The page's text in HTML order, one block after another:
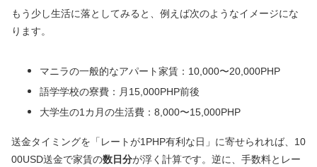
もう少し生活に落としてみると、例えば次のようなイメージにな
ります。
マニラの一般的なアパート家賃：10,000〜20,000PHP
語学学校の寮費：月15,000PHP前後
大学生の1カ月の生活費：8,000〜15,000PHP
送金タイミングを「レートが1PHP有利な日」に寄せられれば、10
00USD送金で家賃の数日分が浮く計算です。逆に、手数料とレー